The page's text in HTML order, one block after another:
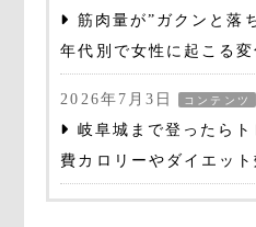
筋肉量が”ガクンと落
年代別で女性に起こる変
2026年7月3日 コンテンツ
岐阜城まで登ったら
費カロリーやダイエット